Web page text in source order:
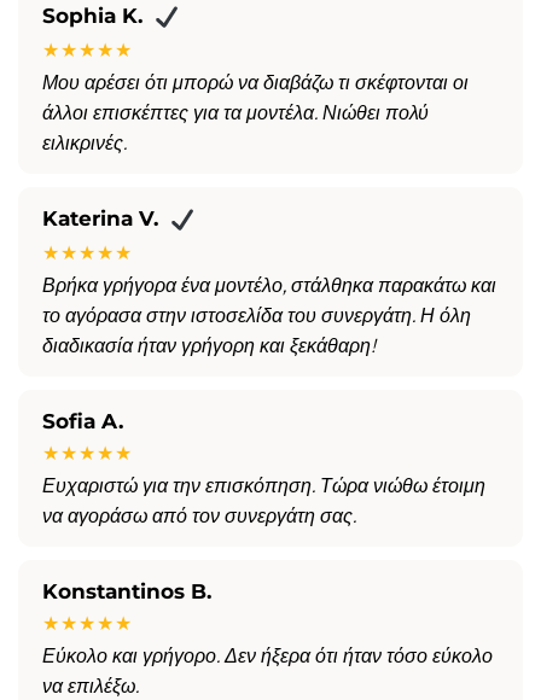
Sophia K.
★★★★★
Μου αρέσει ότι μπορώ να διαβάζω τι σκέφτονται οι
άλλοι επισκέπτες για τα μοντέλα. Νιώθει πολύ
ειλικρινές.
Katerina V.
★★★★★
Βρήκα γρήγορα ένα μοντέλο, στάλθηκα παρακάτω και
το αγόρασα στην ιστοσελίδα του συνεργάτη. Η όλη
διαδικασία ήταν γρήγορη και ξεκάθαρη!
Sofia A.
★★★★★
Ευχαριστώ για την επισκόπηση. Τώρα νιώθω έτοιμη
να αγοράσω από τον συνεργάτη σας.
Konstantinos B.
★★★★★
Εύκολο και γρήγορο. Δεν ήξερα ότι ήταν τόσο εύκολο
να επιλέξω.